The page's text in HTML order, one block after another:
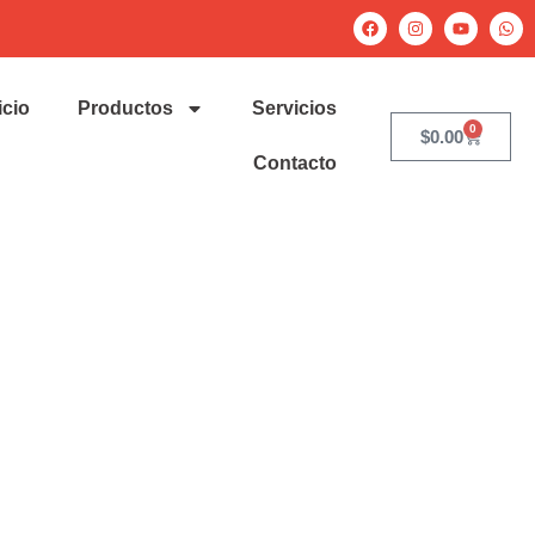
Productos Servicios
Contacto
$0.00 0